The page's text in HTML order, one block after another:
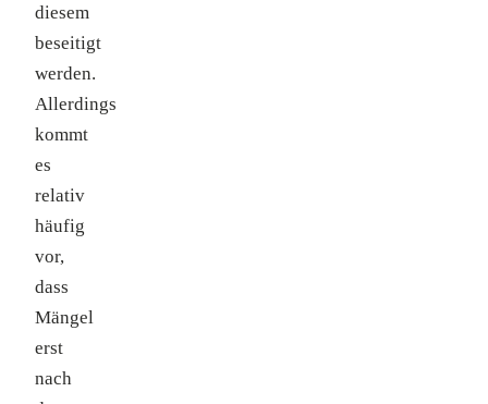
diesem
beseitigt
werden.
Allerdings
kommt
es
relativ
häufig
vor,
dass
Mängel
erst
nach